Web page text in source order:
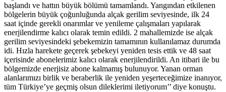
başlandı ve hattın büyük bölümü tamamlandı. Yangından etkilenen
bölgelerin büyük çoğunluğunda alçak gerilim seviyesinde, ilk 24
saat içinde gerekli onarımlar ve yenileme çalışmaları yapılarak
enerjilendirme kalıcı olarak temin edildi. 2 mahallemizde ise alçak
gerilim seviyesindeki şebekemizin tamamının kullanılamaz durumda
idi. Hızla harekete geçerek şebekeyi yeniden tesis ettik ve 48 saat
içerisinde abonelerimiz kalıcı olarak enerjilendirildi. An itibari ile bu
bölgemizde enerjisiz abone kalmamış bulunuyor. Yanan orman
alanlarımızı birlik ve beraberlik ile yeniden yeşerteceğimize inanıyor,
tüm Türkiye’ye geçmiş olsun dileklerimi iletiyorum’’ diye konuştu.